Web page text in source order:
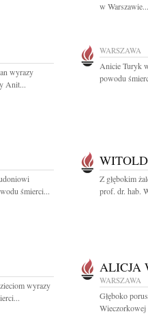
w Warszawie...
wyrazy
Anit...
WARSZAWA
Anicie Turyk
powodu
śmierci...
Z głębokim
prof. dr. hab.
wyrazy
ALICJA
WARSZAWA
Głęboko
Wieczorkowej